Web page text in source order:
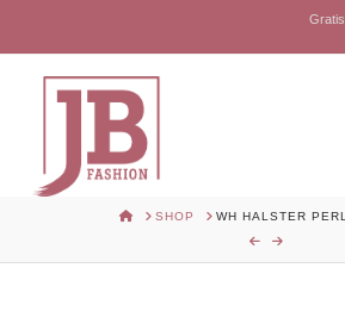
HOMESHOP WH HALSTER